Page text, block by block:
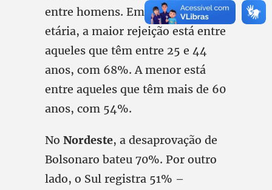
entre homens. Em relação à faixa
etária, a maior rejeição está entre
aqueles que têm entre 25 e 44
anos, com 68%. A menor está
entre aqueles que têm mais de 60
anos, com 54%.
No Nordeste, a desaprovação de
Bolsonaro bateu 70%. Por outro
lado, o Sul registra 51% –